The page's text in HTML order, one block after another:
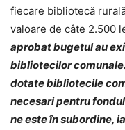
fiecare bibliotecă
valoare de câte 2.500
aprobat bugetul au
bibliotecilor
dotate bibliotecile
necesari pentru
ne este în subordine,